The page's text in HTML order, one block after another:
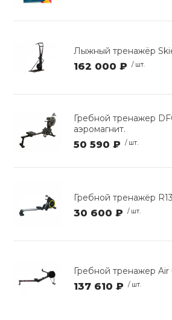
Лыжный тренажёр
162 000 ₽ / шт.
Гребной тренажер
аэромагнит.
50 590 ₽ / шт.
Гребной тренажёр
30 600 ₽ / шт.
Гребной тренажер Air
137 610 ₽ / шт.